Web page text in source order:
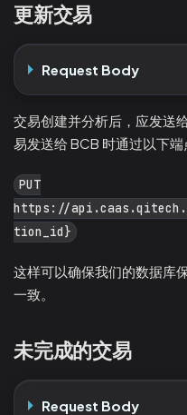
更新交易
Request Body
交易创建并分析后，应发送
易发送给 BCB 时通过以下端
PUT
https://
tion_id}
这样可以确保我们的数据库
一致。
未完成的交易
Request Body